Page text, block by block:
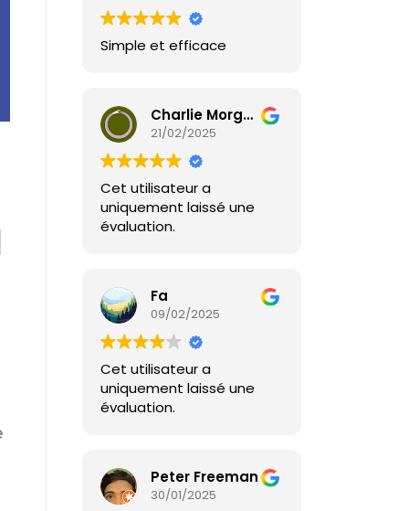
Simple et efficace
Charlie Morgendorffer
21/02/2025
Cet utilisateur a
uniquement laissé une
évaluation.
Fa
09/02/2025
Cet utilisateur a
uniquement laissé une
évaluation.
Peter Freeman
30/01/2025